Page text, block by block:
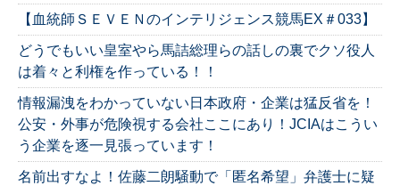
【血統師ＳＥＶＥＮのインテリジェンス競馬EX＃033】
どうでもいい皇室やら馬詰総理らの話しの裏でクソ役人
は着々と利権を作っている！！
情報漏洩をわかっていない日本政府・企業は猛反省を！
公安・外事が危険視する会社ここにあり！JCIAはこうい
う企業を逐一見張っています！
名前出すなよ！佐藤二朗騒動で「匿名希望」弁護士に疑